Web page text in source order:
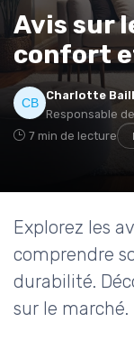
Avis sur
confort
Charlotte
Responsable
7 min de lecture
Explorez les
comprendre
durabilité.
sur le marché.
Conseils